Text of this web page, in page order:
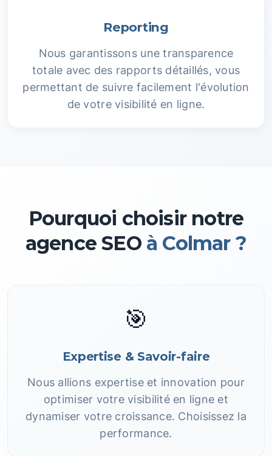
Reporting
Nous garantissons une transparence
totale avec des rapports détaillés, vous
permettant de suivre facilement l'évolution
de votre visibilité en ligne.
Pourquoi choisir notre
agence SEO à Colmar ?
🎯
Expertise & Savoir-faire
Nous allions expertise et innovation pour
optimiser votre visibilité en ligne et
dynamiser votre croissance. Choisissez la
performance.